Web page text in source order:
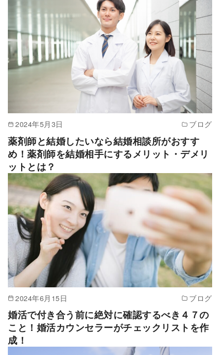
2024年5月3日 ブログ
薬剤師と結婚したいなら結婚相談所がおすす
め！薬剤師を結婚相手にするメリット・デメリ
ットとは？
2024年6月15日 ブログ
婚活で付き合う前に絶対に確認するべき４７の
こと！婚活カウンセラーがチェックリストを作
成！